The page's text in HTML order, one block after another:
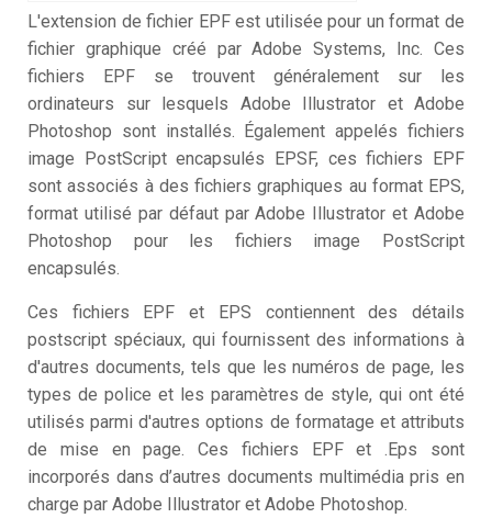
L'extension de fichier EPF est utilisée pour un format de
fichier graphique créé par Adobe Systems, Inc. Ces
fichiers EPF se trouvent généralement sur les
ordinateurs sur lesquels Adobe Illustrator et Adobe
Photoshop sont installés. Également appelés fichiers
image PostScript encapsulés EPSF, ces fichiers EPF
sont associés à des fichiers graphiques au format EPS,
format utilisé par défaut par Adobe Illustrator et Adobe
Photoshop pour les fichiers image PostScript
encapsulés.
Ces fichiers EPF et EPS contiennent des détails
postscript spéciaux, qui fournissent des informations à
d'autres documents, tels que les numéros de page, les
types de police et les paramètres de style, qui ont été
utilisés parmi d'autres options de formatage et attributs
de mise en page. Ces fichiers EPF et .Eps sont
incorporés dans d’autres documents multimédia pris en
charge par Adobe Illustrator et Adobe Photoshop.